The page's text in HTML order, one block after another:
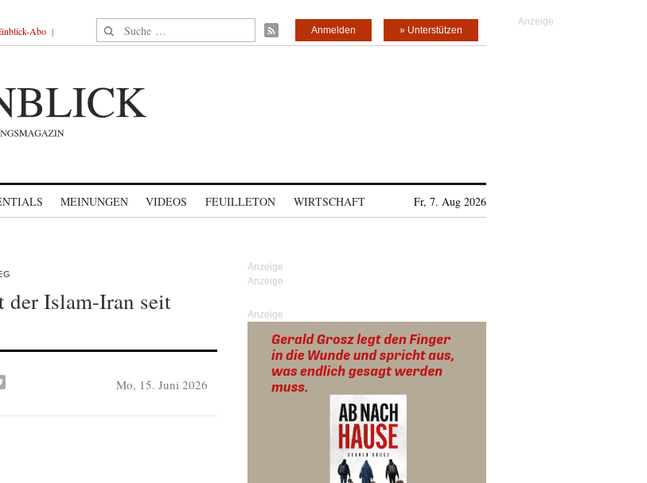
Abo Suche nach: » Unterstützen
Anmelden
MEINUNGEN VIDEOS FEUILLETON WIRTSCHAFT Fr, 7. Aug 2026
der Islam-Iran seit
Mo, 15. Juni 2026
Anzeige